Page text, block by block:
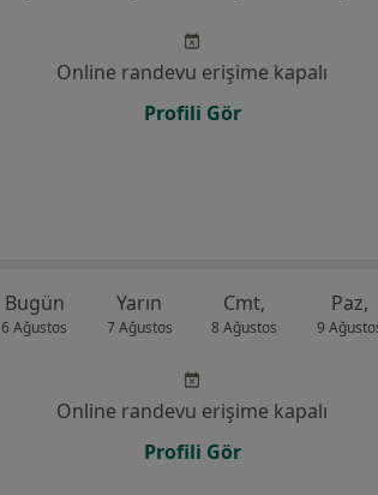
Online randevu erişime kapalı
Profili Gör
Bugün
6 Ağustos
Yarın
7 Ağustos
Cmt,
8 Ağustos
Paz,
9
Online randevu erişime kapalı
Profili Gör